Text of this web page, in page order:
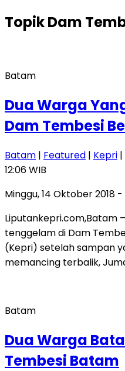
TopikDam
Batam
Dua Warga
Dam Tembesi
Batam | Featured | Kepri |
12:06 WIB
Minggu, 14 Oktober 2018 -
Liputankepri.com,Batam
tenggelam di Dam
(Kepri) setelah sampan
memancing terbalik,
Batam
Dua Warga
Tembesi Batam